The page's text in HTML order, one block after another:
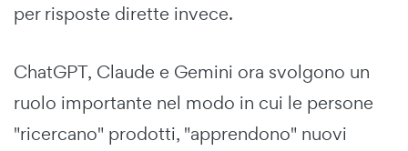
per risposte dirette invece.
ChatGPT, Claude e Gemini ora svolgono un
ruolo importante nel modo in cui le persone
"ricercano" prodotti, "apprendono" nuovi